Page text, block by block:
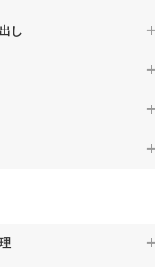
ン】修復モードから復旧で
ン】その他の起動しない問
ン】パソコン本体が熱い
ン】異音や熱に関するその
ン】水没してパソコンが動
し
ン】起動しないPCのデータ
ン】ログインできないPCの
ン】データ取り出しのその
ン】特定のプログラムを削
ン】ウィルスにより正常動
ン】セキュリティ対策をし
ン】ウィルス感染のその他
ン】事例紹介
ン】電源故障